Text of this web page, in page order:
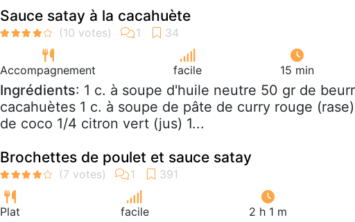
Sauce satay à la cacahuète
Accompagnement facile 15 min
Ingrédients: 1 c. à soupe d'huile neutre 50 gr de
cacahuètes 1 c. à soupe de pâte de curry rouge
de coco 1/4 citron vert (jus) 1...
Brochettes de poulet et sauce satay
Plat facile 2 h 1 m